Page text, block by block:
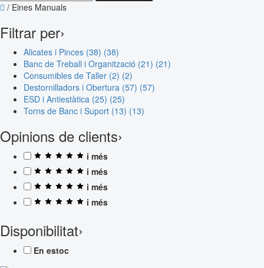
/ Eines Manuals
Filtrar per›
Alicates i Pinces (38) (38)
Banc de Treball i Organització (21) (21)
Consumibles de Taller (2) (2)
Destornilladors i Obertura (57) (57)
ESD i Antiestàtica (25) (25)
Torns de Banc i Suport (13) (13)
Opinions de clients›
i més
i més
i més
i més
Disponibilitat›
En estoc